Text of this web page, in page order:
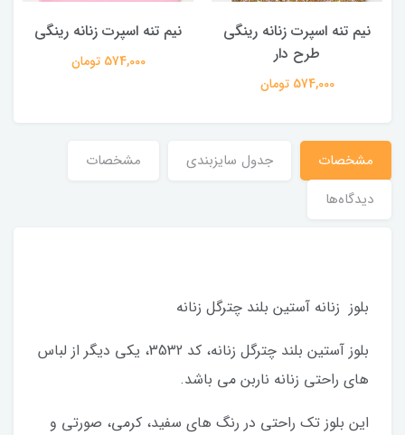
نیم تنه اسپرت زنانه رینگی
574,000 تومان
پیراهن آستین بلند زنانه گلاره
قرمز
مشخصات جدول سایزبندی
مشخصات
دیدگاه‌ها
بلوز زنانه آستین بلند چترگل زنانه
بلوز آستین بلند چترگل زنانه، کد 3532، یکی دیگر از لباس
های راحتی زنانه ناربن می باشد.
این بلوز تک راحتی در رنگ های سفید، کرمی، صورتی و